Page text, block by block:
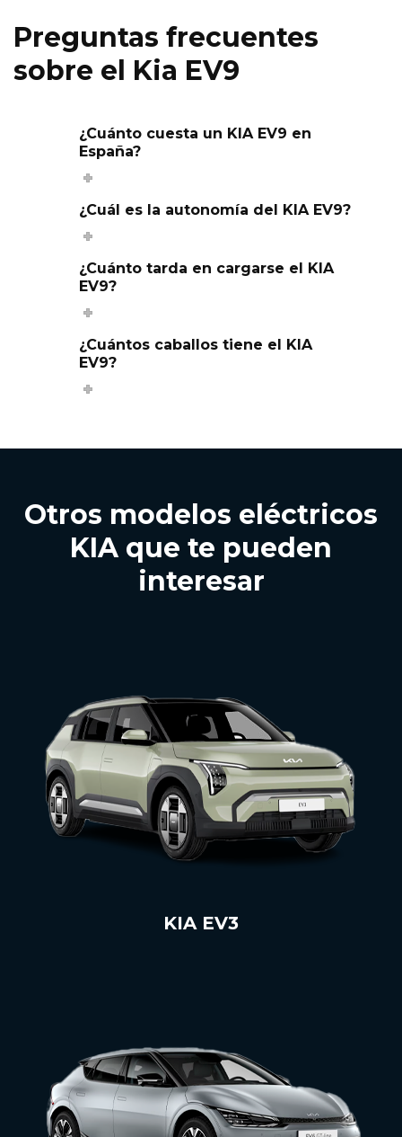
Preguntas frecuentes
sobre el Kia EV9
¿Cuánto cuesta un KIA EV9 en
España?
¿Cuál es la autonomía del KIA EV9?
¿Cuánto tarda en cargarse el KIA
EV9?
¿Cuántos caballos tiene el KIA
EV9?
Otros modelos eléctricos
KIA que te pueden
interesar
KIA EV3